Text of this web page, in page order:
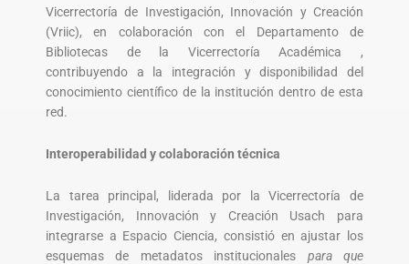
Vicerrectoría de Investigación, Innovación y Creación
(Vriic), en colaboración con el Departamento de
Bibliotecas de la Vicerrectoría Académica ,
contribuyendo a la integración y disponibilidad del
conocimiento científico de la institución dentro de esta
red.
Interoperabilidad y colaboración técnica
La tarea principal, liderada por la Vicerrectoría de
Investigación, Innovación y Creación Usach para
integrarse a Espacio Ciencia, consistió en ajustar los
esquemas de metadatos institucionales para que